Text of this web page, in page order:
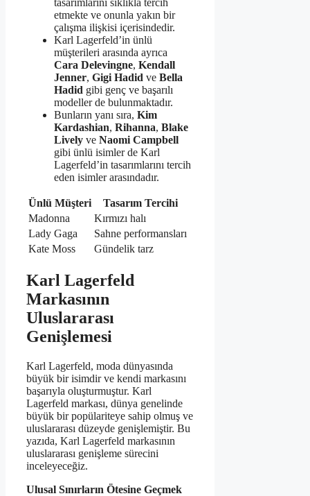
tasarımlarını sıklıkla tercih
etmekte ve onunla yakın bir
çalışma ilişkisi içerisindedir.
Karl Lagerfeld’in ünlü
müşterileri arasında ayrıca
Cara Delevingne, Kendall
Jenner, Gigi Hadid ve Bella
Hadid gibi genç ve başarılı
modeller de bulunmaktadır.
Bunların yanı sıra, Kim
Kardashian, Rihanna, Blake
Lively ve Naomi Campbell
gibi ünlü isimler de Karl
Lagerfeld’in tasarımlarını tercih
eden isimler arasındadır.
Ünlü Müşteri
Tasarım Tercihi
Madonna
Kırmızı halı
Lady Gaga
Sahne performansları
Kate Moss
Gündelik tarz
Karl Lagerfeld
Markasının
Uluslararası
Genişlemesi
Karl Lagerfeld, moda dünyasında
büyük bir isimdir ve kendi markasını
başarıyla oluşturmuştur. Karl
Lagerfeld markası, dünya genelinde
büyük bir popülariteye sahip olmuş ve
uluslararası düzeyde genişlemiştir. Bu
yazıda, Karl Lagerfeld markasının
uluslararası genişleme sürecini
inceleyeceğiz.
Ulusal Sınırların Ötesine Geçmek